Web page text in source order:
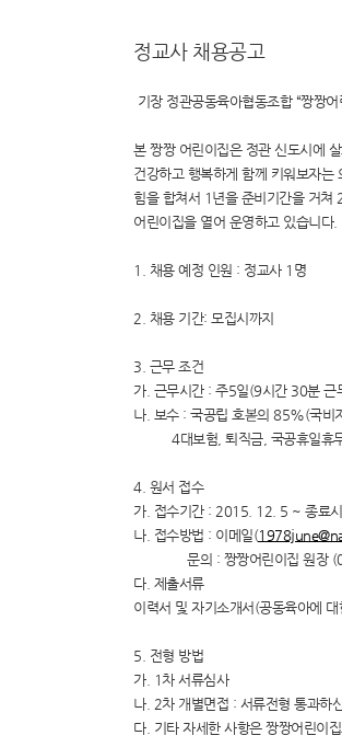
정교사 채용공고
기장 정관공동육아협동조합 “짱짱
본 짱짱 어린이집은 정관 신도시에
건강하고 행복하게 함께 키워보자는
힘을 합쳐서 1년을 준비기간을 거
어린이집을 열어 운영하고 있습니다.
1. 채용 예정 인원 : 정교사 1명
2. 채용 기간: 모집시까지
3. 근무 조건
가. 근무시간 : 주5일(9시간 30분 근
나. 보수 : 국공립 호볻의 85%(국비
4대보험, 퇴직금, 국공휴일휴무,
4. 원서 접수
가. 접수기간 : 2015. 12. 5 ~ 종료시
나. 접수방법 : 이메일(
문의 : 짱짱어린이집 원장
다. 제출서류
이력서 및 자기소개서(공동육아에
5. 전형 방법
가. 1차 서류심사
나. 2차 개별면접 : 서류전형 통과하
다. 기타 자세한 사항은 짱짱어린